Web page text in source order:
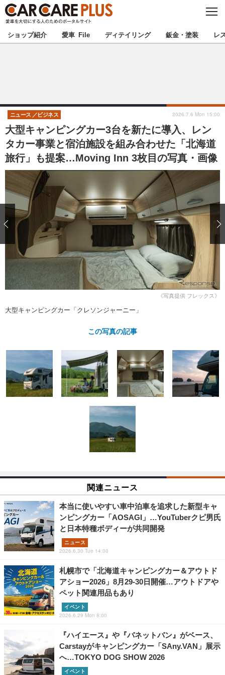
C
S
E
★カーケアプラス認定★ 厳選プロショップを地域から探す
甲信越 北陸
東海 関西
中国 四国
九州 沖縄
注目の記事
ショップレポート 愛車 File
ストップ！不具合修理＆粗悪修理
鈑金・塗装
ディテイリング
ディテイリング 洗車
ヘッドライト磨き コーティング
フィルム・ラッピング
鈑金・塗装
小キズ直し 防錆
特集記事
ストップ 不具合修理＆粗悪修理
カーメーカー「旧車」関連プロジェ
クト
ショップレポート
レストア
カーメーカー「旧車」関連プロジ
インタビュー
イベント告知 イベントレポート
ショップ紹介 愛車 File ディテイリング 鈑金・塗装 レ
大型キャンピングカー3台を新たに導入、レン
タカー事業と宿泊施設を組み合わせた「北海道
旅行」も提案…Moving Inn 3枚目の写真・画像
ニュース ビジネス 2026.7.6 Mon 15:00
《写真提供 フレックス》
大型キャンピングカー「クレソンジャーニー」
この写真の記事
関連ニュース
本当に使いやすい車中泊車を追求した新型キャ
ンピングカー「AOSAGI」…YouTuberクピ男氏
と日本特種ボディーが共同開発
ニュース
2026.6.30 Tue 14:00
札幌市で「北海道キャンピングカー＆アウトド
アショー2026」8月29‐30日開催…アウトドアや
ペット関連用品もあり
イベント
2026.6.29 Mon 8:00
『ハイエース』や『バネットバン』がベース、
Carstayがキャンピングカー「SAny.VAN」展示
へ…TOKYO DOG SHOW 2026
イベント